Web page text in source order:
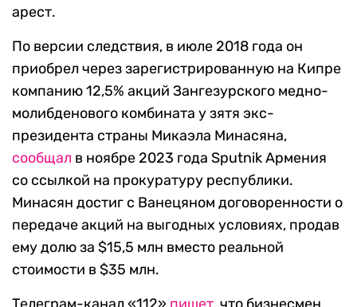
арест.
По версии следствия, в июле 2018 года он
приобрел через зарегистрированную на Кипре
компанию 12,5% акций Зангезурского медно-
молибденового комбината у зятя экс-
президента страны Микаэла Минасяна,
сообщал в ноябре 2023 года Sputnik Армения
со ссылкой на прокуратуру республики.
Минасян достиг с Ванецяном договоренности о
передаче акций на выгодных условиях, продав
ему долю за $15,5 млн вместо реальной
стоимости в $35 млн.